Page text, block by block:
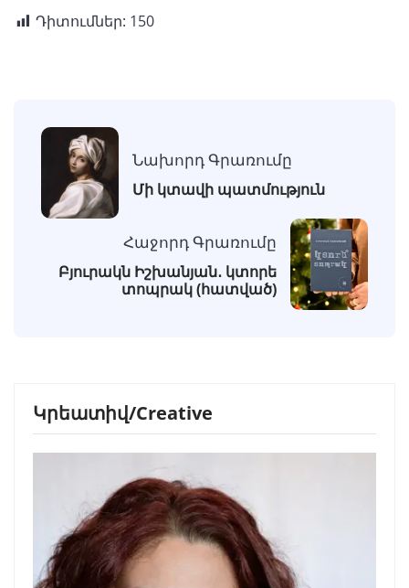
Դիտումներ: 150
Նախորդ Գրառումը
Մի կտավի պատմություն
Հաջորդ Գրառումը
Բյուրակն Իշխանյան․ կտորե
տոպրակ (հատված)
Կրեատիվ/Creative